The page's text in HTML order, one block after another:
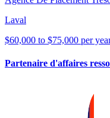
Laval
$60,000 to $75,000 per
Partenaire d'affaires